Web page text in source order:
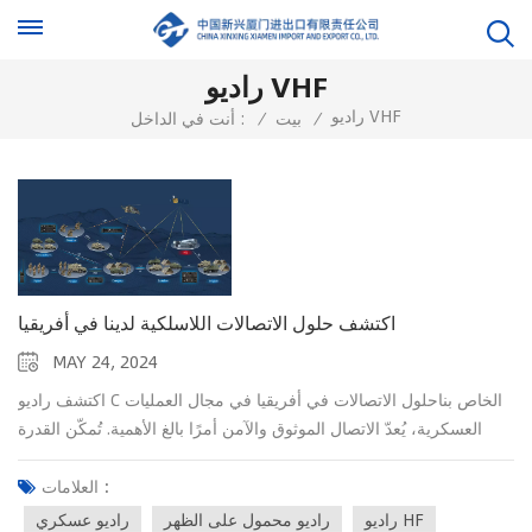
راديو VHF
أنت في الداخل : / بيت / راديو VHF
اكتشف حلول الاتصالات اللاسلكية لدينا في أفريقيا
MAY 24, 2024
اكتشف راديو C الخاص بناحلول الاتصالات في أفريقيا في مجال العمليات
العسكرية، يُعدّ الاتصال الموثوق والآمن أمرًا بالغ الأهمية. تُمكّن القدرة
على الاتصال بعيد المدى والآمن عبر الراديو من التنسيق الفعال بين
القوات خلال عمليات أمن الحدود.صُممت أجهزة الاتصالات اللاسلكية في
شركة CHINA XINXING لتلبية المتطلبات الصارمة للحرب الحديثة.
العلامات :
راديو عسكري
راديو محمول على الظهر
راديو HF